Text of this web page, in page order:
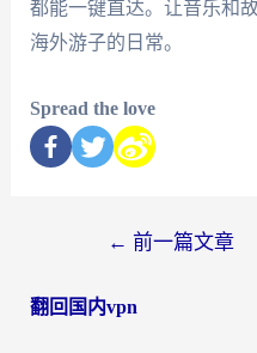
都能一键直达。让音乐和
海外游子的日常。
Spread the love
← 前一篇文章
翻回国内vpn